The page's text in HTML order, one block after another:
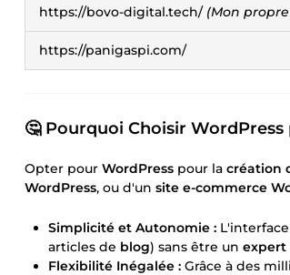
https://bovo-digital.tech/ (Mon
https://panigaspi.com/
🤔 Pourquoi Choisir
Opter pour WordPress pour la création
WordPress, ou d'un site e-commerce
Simplicité et Autonomie :
articles de blog) sans être un expert
Flexibilité Inégalée : Grâce à des